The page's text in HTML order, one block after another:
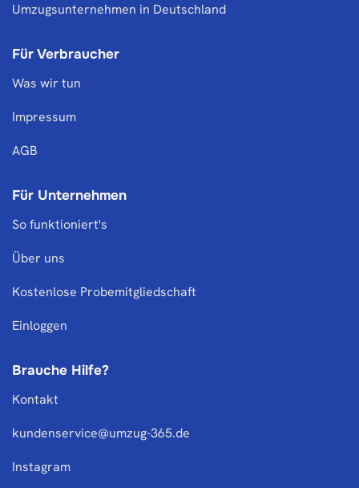
Umzugsunternehmen in Deutschland
Für Verbraucher
Was wir tun
Impressum
AGB
Für Unternehmen
So funktioniert's
Über uns
Kostenlose Probemitgliedschaft
Einloggen
Brauche Hilfe?
Kontakt
kundenservice@umzug-365.de
Instagram